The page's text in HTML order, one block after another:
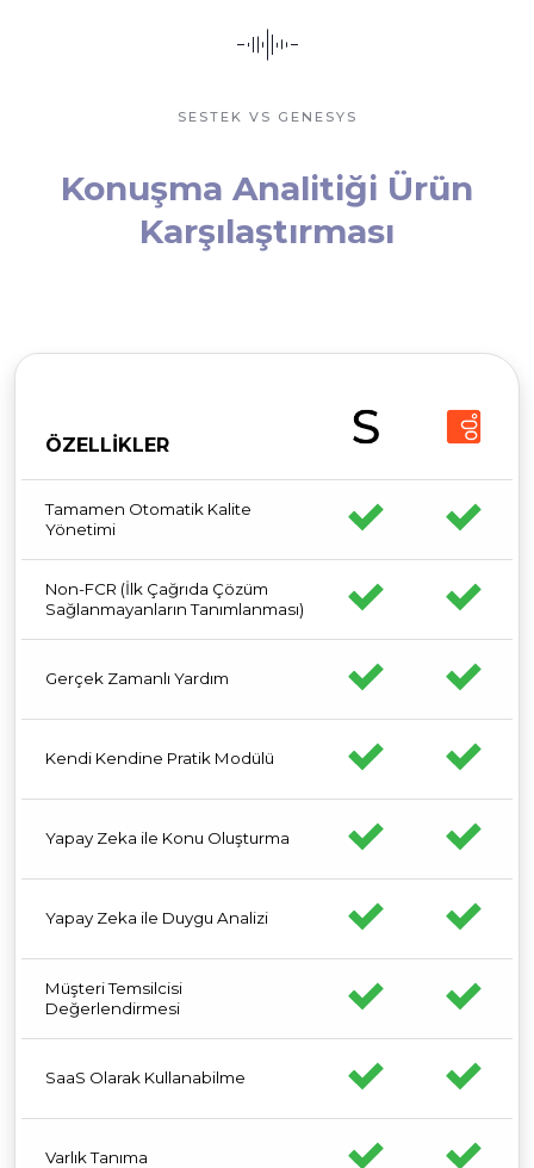
SESTEK VS GENESYS
Konuşma Analitiği Ürün
Karşılaştırması
ÖZELLİKLER
Tamamen Otomatik Kalite
Yönetimi
Non-FCR (İlk Çağrıda Çözüm
Sağlanmayanların Tanımlanması)
Gerçek Zamanlı Yardım
Kendi Kendine Pratik Modülü
Yapay Zeka ile Konu Oluşturma
Yapay Zeka ile Duygu Analizi
Müşteri Temsilcisi
Değerlendirmesi
SaaS Olarak Kullanabilme
Varlık Tanıma